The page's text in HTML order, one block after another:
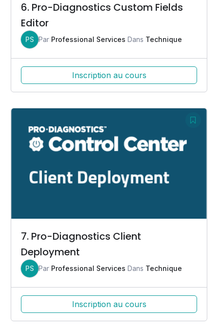
6. Pro-Diagnostics Custom Fields
Editor
PS Par Professional Services Dans Technique
Inscription au cours
7. Pro-Diagnostics Client
Deployment
PS Par Professional Services Dans Technique
Inscription au cours